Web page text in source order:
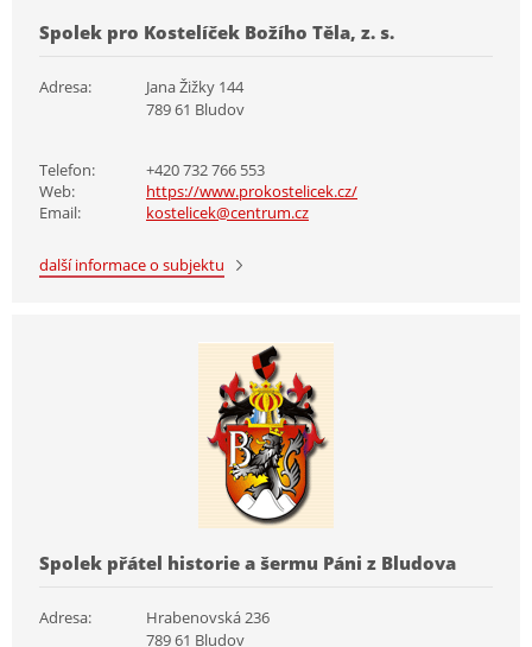
Spolek pro Kostelíček Božího Těla, z. s.
Adresa:
Jana Žižky 144
789 61 Bludov
Telefon:
+420 732 766 553
Web:
https://www.prokostelicek.cz/
Email:
kostelicek@centrum.cz
další informace o subjektu
Spolek přátel historie a šermu Páni z Bludova
Adresa:
Hrabenovská 236
789 61 Bludov